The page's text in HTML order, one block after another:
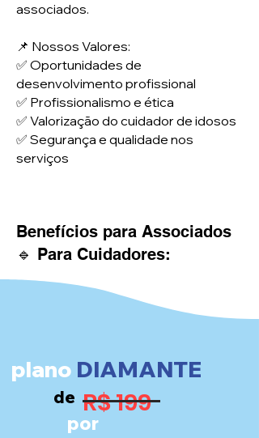
associados.
📌 Nossos Valores:
✅ Oportunidades de
desenvolvimento profissional
✅ Profissionalismo e ética
✅ Valorização do cuidador de idosos
✅ Segurança e qualidade nos
serviços
Benefícios para Associados
🔹 Para Cuidadores:
plano DIAMANTE
de R$ 199
por